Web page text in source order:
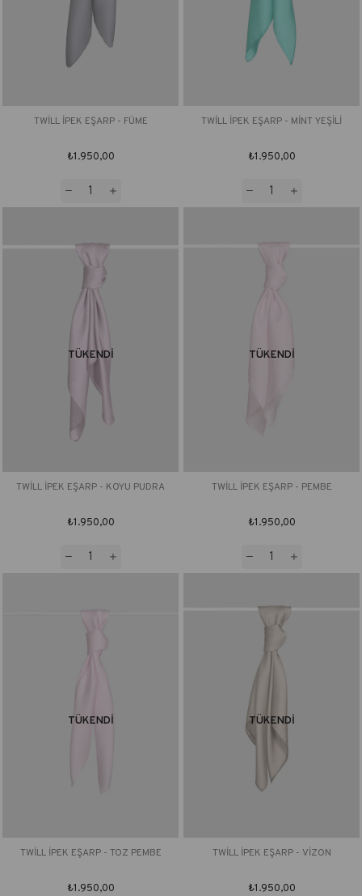
TWİLL İPEK EŞARP - FÜME
₺1.950,00
TWİLL İPEK EŞARP - MİNT YEŞİLİ
₺1.950,00
TÜKENDI
TWİLL İPEK EŞARP - KOYU PUDRA
₺1.950,00
TÜKENDI
TWİLL İPEK EŞARP - PEMBE
₺1.950,00
TÜKENDI
TWİLL İPEK EŞARP - TOZ PEMBE
₺1.950,00
TÜKENDI
TWİLL İPEK EŞARP - VİZON
₺1.950,00